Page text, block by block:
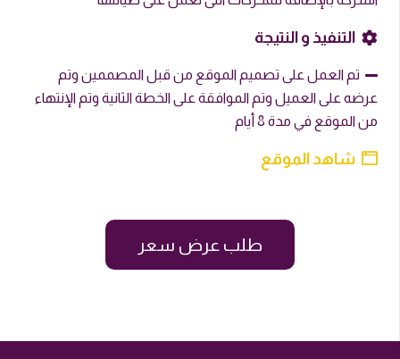
التنفيذ و النتيجة
تم العمل على تصميم الموقع من قبل المصممين وتم
عرضه على العميل وتم الموافقة على الخطة الثانية وتم الإنتهاء
من الموقع في مدة 8 أيام
شاهد الموقع
طلب عرض سعر